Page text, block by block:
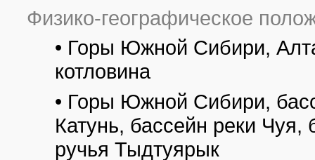
Физико-географическое
• Горы Южной Сибири,
котловина
• Горы Южной Сибири,
Катунь, бассейн реки
ручья Тыдтуярык